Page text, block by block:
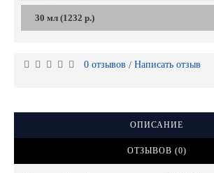
30 мл (1232 р.)
0 отзывов / Написать отзыв
ОПИСАНИЕ
ОТЗЫВОВ (0)